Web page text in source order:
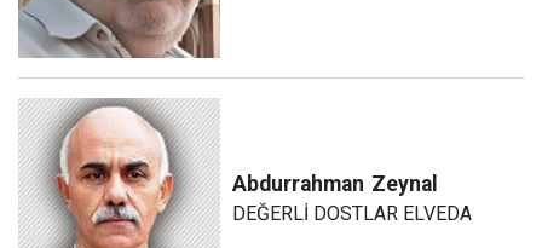
Abdurrahman Zeynal
DEĞERLİ DOSTLAR ELVEDA